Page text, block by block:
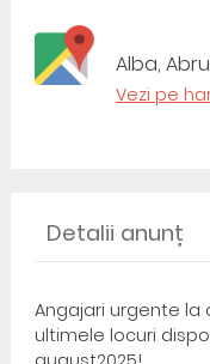
Alba,
Vezi pe
Detalii anunț
Angajari urgente la
ultimele locuri